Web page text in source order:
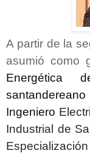
A partir de la
asumió como
Energética
Ingeniero
Industrial de